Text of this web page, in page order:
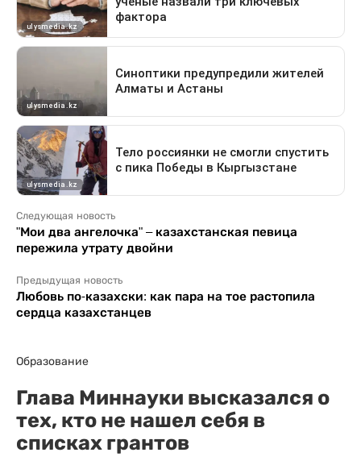
Следующая новость
"Мои два ангелочка" – казахстанская певица
пережила утрату двойни
Предыдущая новость
Любовь по-казахски: как пара на тое растопила
сердца казахстанцев
Образование
Глава Миннауки высказался о
тех, кто не нашел себя в
списках грантов